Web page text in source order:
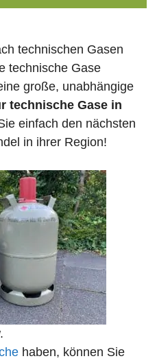
technischen Gasen
technische Gase
große, unabhängige
technische Gase in
einfach den nächsten
in ihrer Region!
haben, können Sie